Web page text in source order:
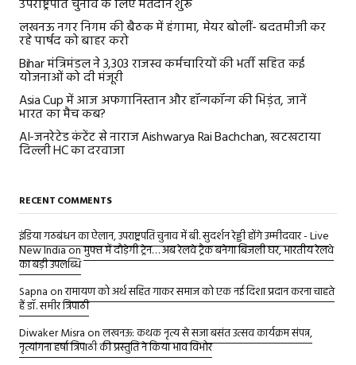
उपराष्ट्रपति चुनाव के लिए मतदान शुरू
लखनऊ नगर निगम की बैठक में हंगामा, मेयर बोलीं- बदतमीजी कर
रहे पार्षद को बाहर करो
Bihar मंत्रिमंडल ने 3,303 राजस्व कर्मचारियों की भर्ती सहित कई
योजनाओं को दी मंजूरी
Asia Cup में आज अफगानिस्तान और हॉन्गकॉन्ग की भिड़ंत, जानें
भारत का मैच कब?
AI-जनरेटेड कंटेंट से नाराज Aishwarya Rai Bachchan, खटखटाया
दिल्ली HC का दरवाजा
RECENT COMMENTS
इंडिया गठबंधन का ऐलान, उपराष्ट्रपति चुनाव में बी. सुदर्शन रेड्डी होंगे उम्मीदवार - Live
New Indiaonमुफ्त में दौड़ेगी ट्रेन… अब रेलवे ट्रैक बनेगा बिजली घर, भारतीय रेलवे
का बड़ी उपलब्धि
Sapnaonरामायण को अर्थ सहित गाकर समाज को एक नई दिशा प्रदान करना चाहते
हैं डॉ. समीर त्रिपाठी
Diwaker Misraonलखनऊ: कथक नृत्य से सजा बसंत उत्सव कार्यक्रम संपन्न,
नृत्यांगना हर्षा त्रिपाठी की प्रस्तुति ने किया भाव विभोर